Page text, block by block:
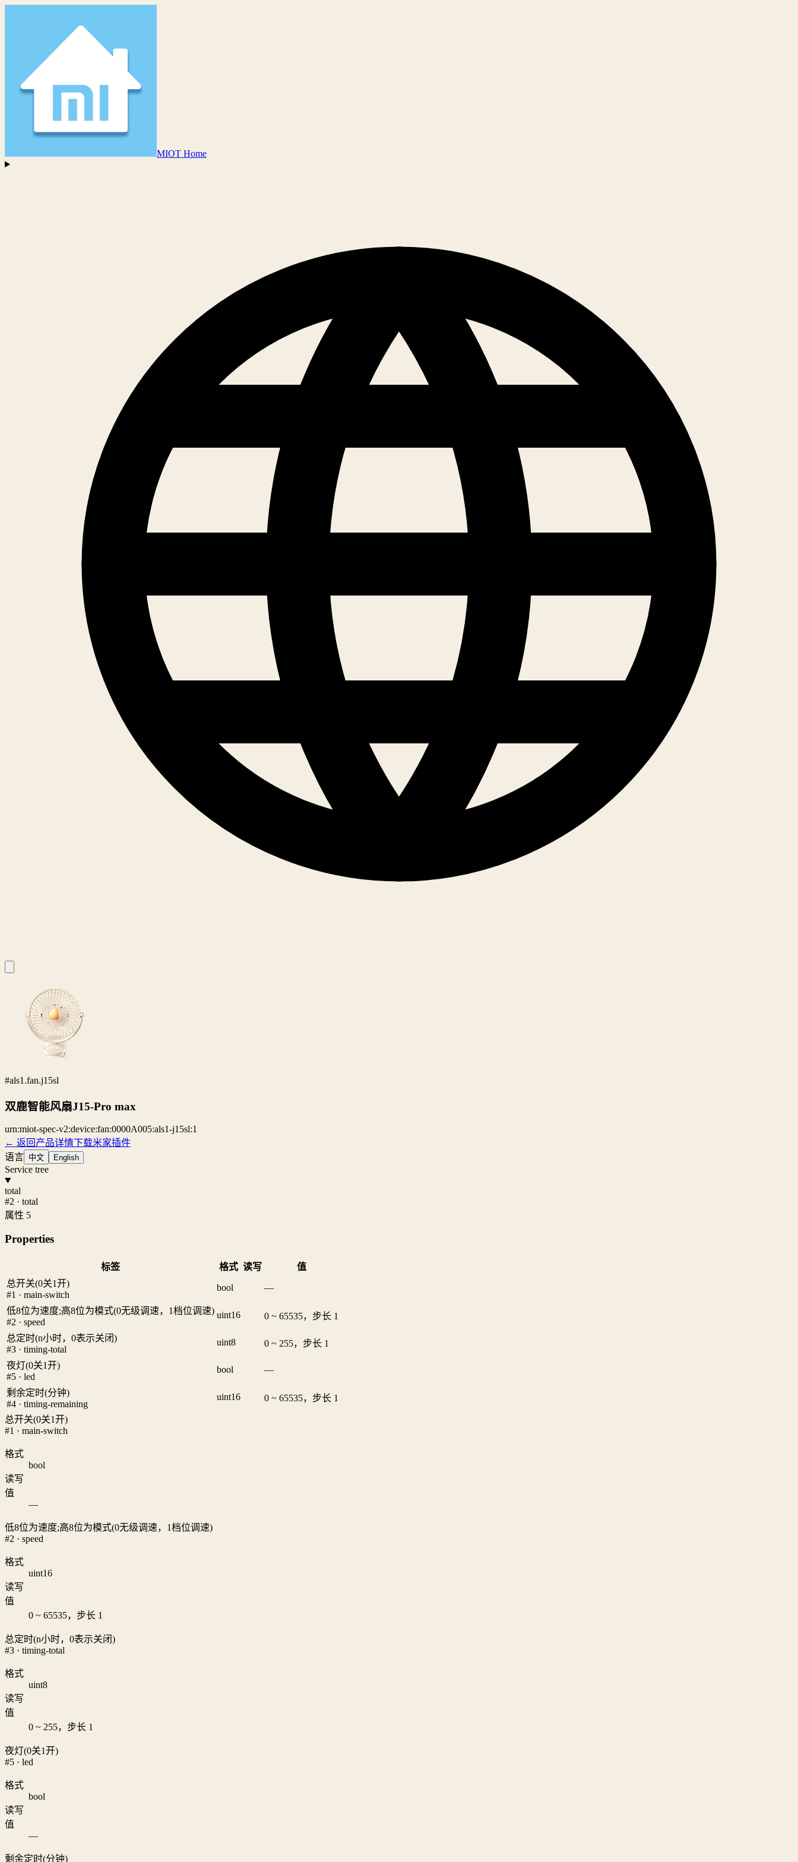
MIOT Home
#als1.fan.j15sl
双鹿智能风扇J15-Pro max
urn:miot-spec-v2:device:fan:0000A005:als1-j15sl:1
← 返回产品详情下载米家插件
语言 中文 English
Service tree
total
#2 · total
属性 5
Properties
标签 格式 读写
值
总开关(0关1开)
#1 · main-switch
bool —
低8位为速度;高8位为模式(0无级调速，1档位调速)
#2 · speed
uint16 0 ~ 65535，步长 1
总定时(n小时，0表示关闭)
#3 · timing-total
uint8 0 ~ 255，步长 1
夜灯(0关1开)
#5 · led
bool —
剩余定时(分钟)
#4 · timing-remaining
uint16 0 ~ 65535，步长 1
总开关(0关1开)
#1 · main-switch
格式
bool
读写
值
—
低8位为速度;高8位为模式(0无级调速，1档位调速)
#2 · speed
格式
uint16
读写
值
0 ~ 65535，步长 1
总定时(n小时，0表示关闭)
#3 · timing-total
格式
uint8
读写
值
0 ~ 255，步长 1
夜灯(0关1开)
#5 · led
格式
bool
读写
值
—
剩余定时(分钟)